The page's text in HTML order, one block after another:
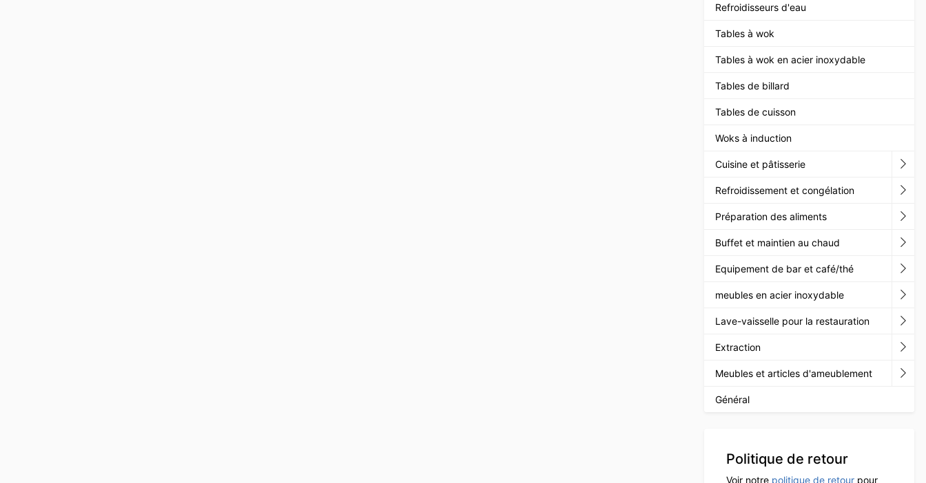
Refroidisseurs d'eau
Tables à wok
Tables à wok en acier inoxydable
Tables de billard
Tables de cuisson
Woks à induction
Cuisine et pâtisserie
Refroidissement et congélation
Préparation des aliments
Buffet et maintien au chaud
Equipement de bar et café/thé
meubles en acier inoxydable
Lave-vaisselle pour la restauration
Extraction
Meubles et articles d'ameublement
Général
Politique de retour
Voir notre politique de retour pour